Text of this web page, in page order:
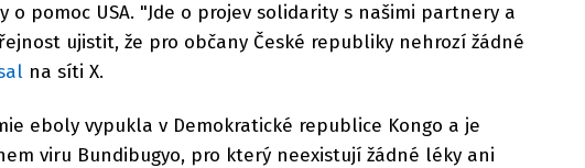
o pomoc USA. "Jde o projev solidarity s našimi partnery a
ujistit, že pro občany České republiky nehrozí žádné
na síti X.
eboly vypukla v Demokratické republice Kongo a je
viru Bundibugyo, pro který neexistují žádné léky ani